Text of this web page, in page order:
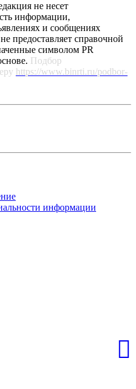
не несет
информации,
и сообщениях
предоставляет справочной
символом PR
Подбор
https://www.binrti.ru/podbor-
информации